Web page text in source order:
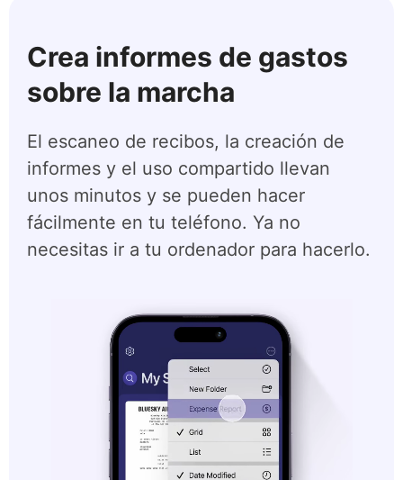
Crea informes de gastos
sobre la marcha
El escaneo de recibos, la creación de
informes y el uso compartido llevan
unos minutos y se pueden hacer
fácilmente en tu teléfono. Ya no
necesitas ir a tu ordenador para hacerlo.